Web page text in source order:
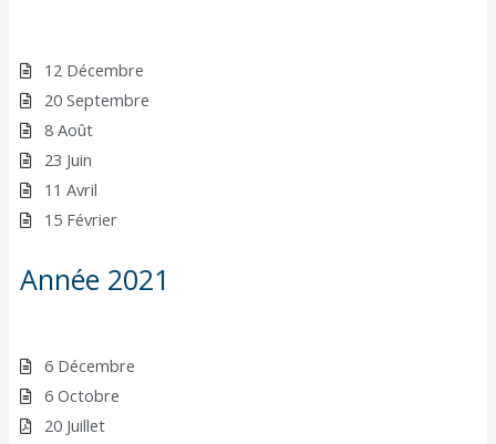
12 Décembre
20 Septembre
8 Août
23 Juin
11 Avril
15 Février
Année 2021
6 Décembre
6 Octobre
20 Juillet